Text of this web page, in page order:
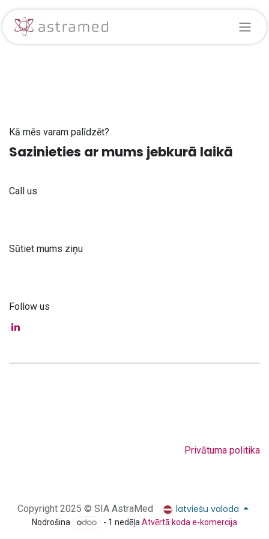
Skip to Content
Kā mēs varam palīdzēt?
Sazinieties ar mums jebkurā laikā
Call us
Sūtiet mums ziņu
Follow us
Privātuma politika
Copyright 2025 © SIA AstraMed latviešu valoda
Nodrošina - 1 nedēļaAtvērtā koda e-komercija